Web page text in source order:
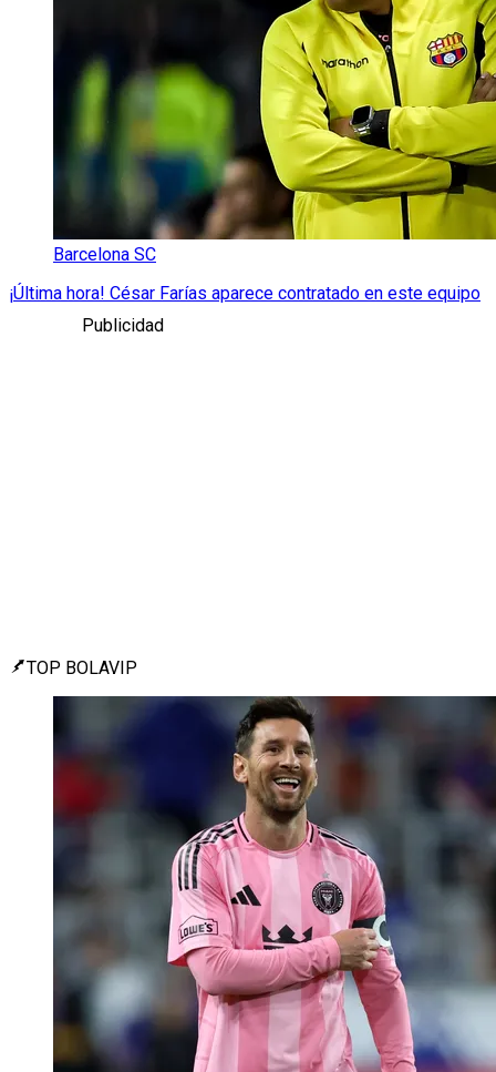
Barcelona SC
¡Última hora! César Farías aparece contratado en este equipo
Publicidad
TOP BOLAVIP